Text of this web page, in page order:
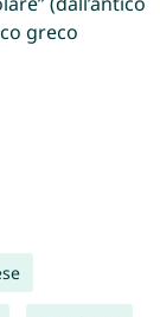
greco